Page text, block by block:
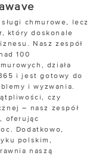
chmurowe, lecz
który doskonale
Nasz zespół
100
działa
i jest gotowy do
i wyzwania.
czy
– nasz zespół
oferując
Dodatkowo,
polskim,
naszą